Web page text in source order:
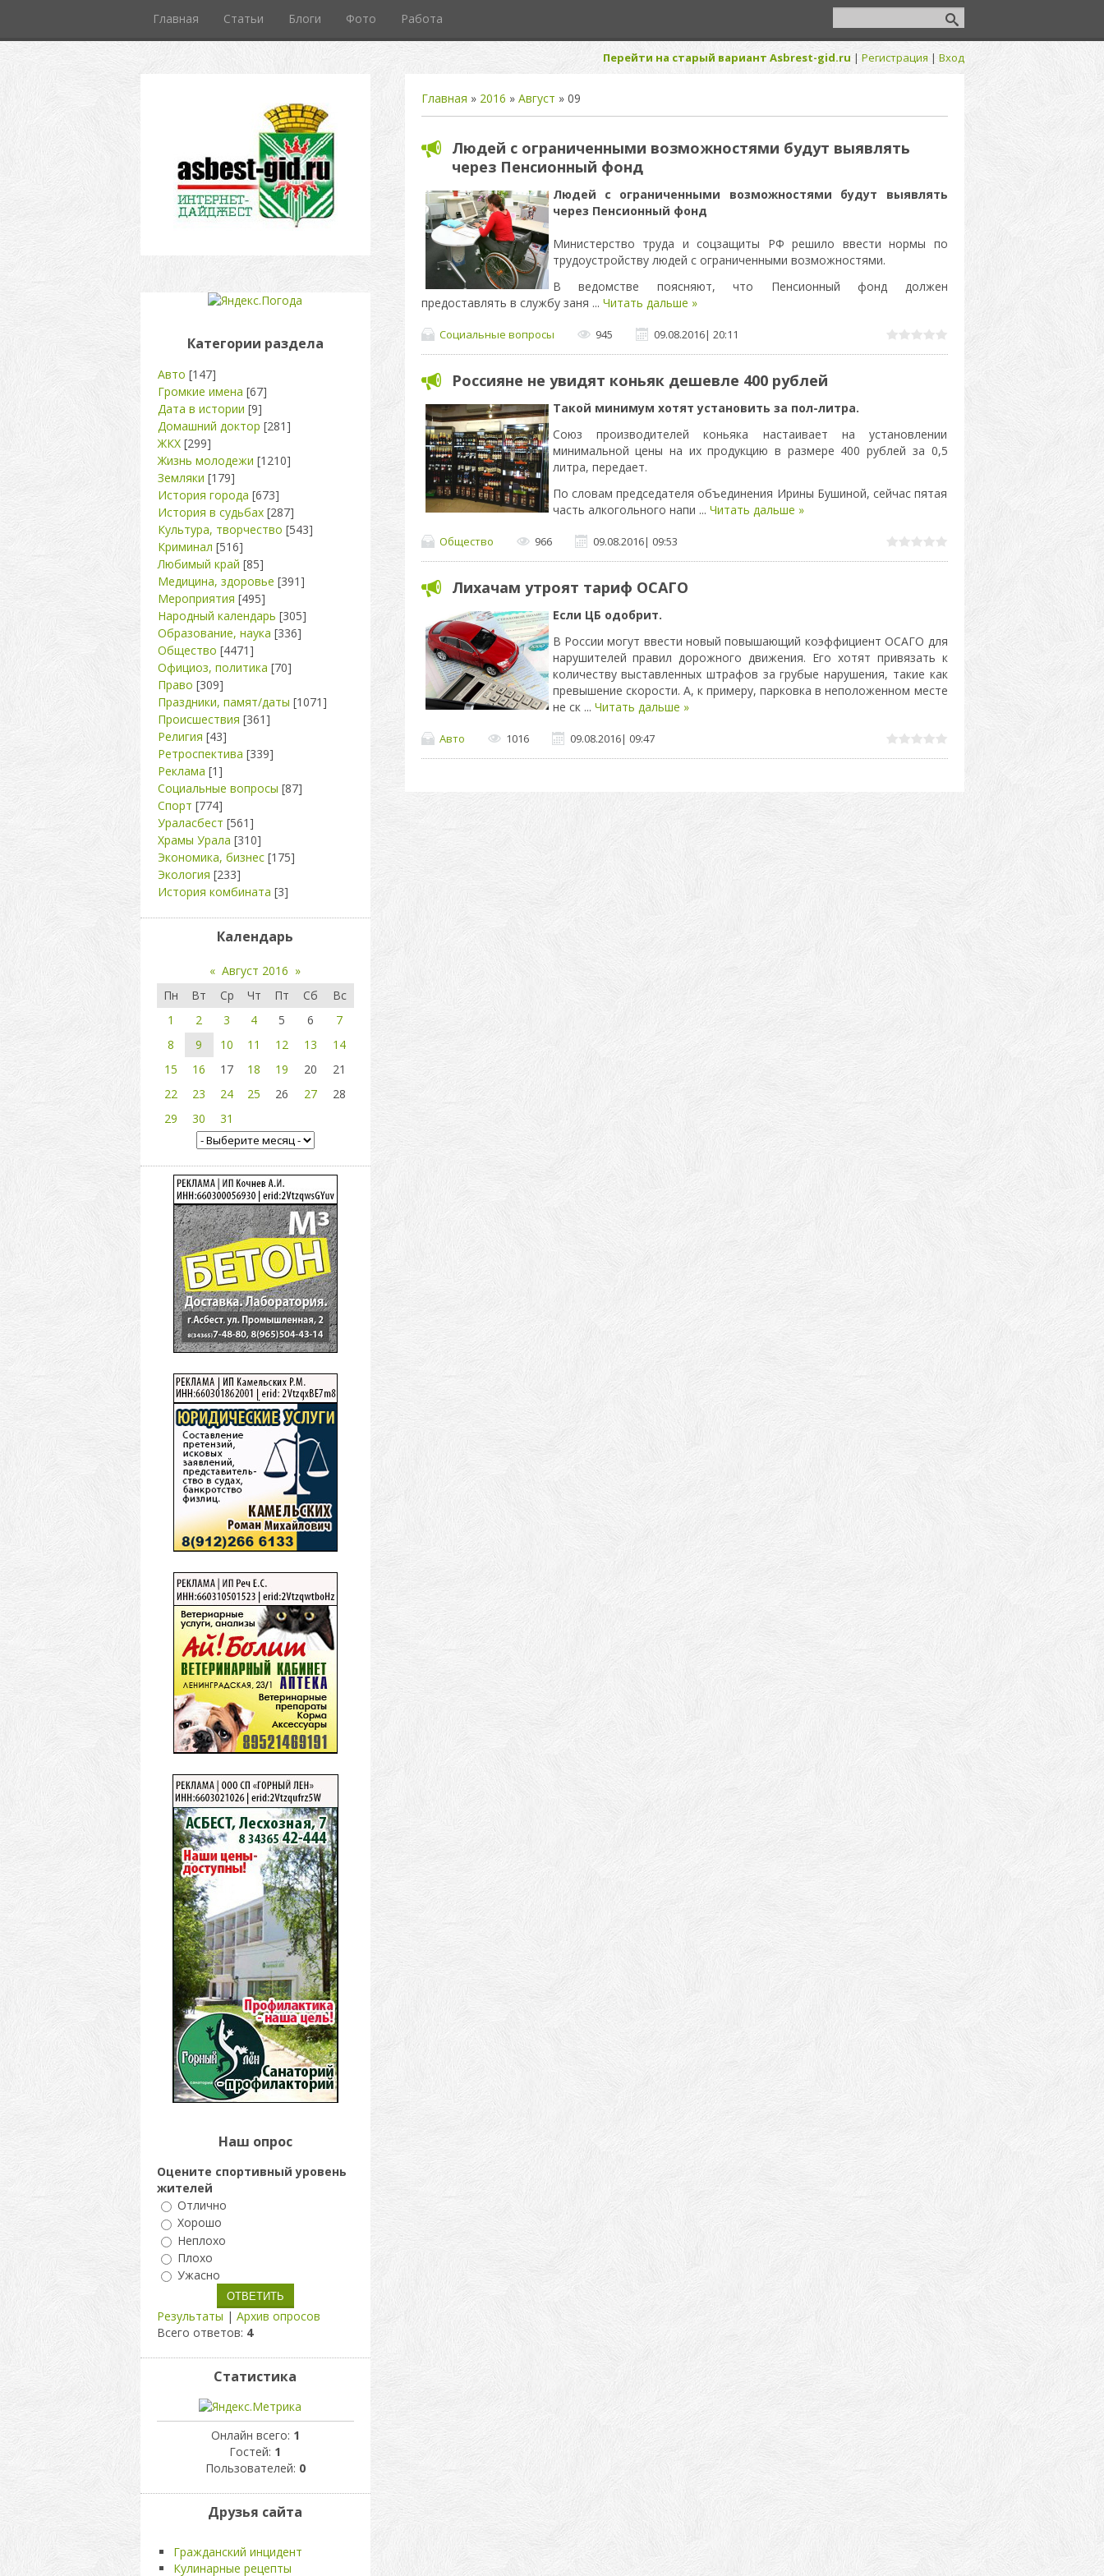
Главная Статьи Блоги Фото Работа
Перейти на старый вариант Asbrest-gid.ru | Регистрация | Вход
Главная » 2016 » Август » 09
Людей с ограниченными возможностями будут выявлять
через Пенсионный фонд
Людей с ограниченными возможностями будут выявлять
через Пенсионный фонд
Министерство труда и соцзащиты РФ решило ввести нормы по
трудоустройству людей с ограниченными возможностями.
В ведомстве поясняют, что Пенсионный фонд должен
предоставлять в службу заня ... Читать дальше »
Социальные вопросы 945 09.08.2016| 20:11
Россияне не увидят коньяк дешевле 400 рублей
Такой минимум хотят установить за пол-литра.
Союз производителей коньяка настаивает на установлении
минимальной цены на их продукцию в размере 400 рублей за 0,5
литра, передает.
По словам председателя объединения Ирины Бушиной, сейчас пятая
часть алкогольного напи ... Читать дальше »
Общество 966 09.08.2016| 09:53
Лихачам утроят тариф ОСАГО
Если ЦБ одобрит.
В России могут ввести новый повышающий коэффициент ОСАГО для
нарушителей правил дорожного движения. Его хотят привязать к
количеству выставленных штрафов за грубые нарушения, такие как
превышение скорости. А, к примеру, парковка в неположенном месте
не ск ... Читать дальше »
Авто 1016 09.08.2016| 09:47
Категории раздела
Авто [147]
Громкие имена [67]
Дата в истории [9]
Домашний доктор [281]
ЖКХ [299]
Жизнь молодежи [1210]
Земляки [179]
История города [673]
История в судьбах [287]
Культура, творчество [543]
Криминал [516]
Любимый край [85]
Медицина, здоровье [391]
Мероприятия [495]
Народный календарь [305]
Образование, наука [336]
Общество [4471]
Официоз, политика [70]
Право [309]
Праздники, памят/даты [1071]
Происшествия [361]
Религия [43]
Ретроспектива [339]
Реклама [1]
Социальные вопросы [87]
Спорт [774]
Ураласбест [561]
Храмы Урала [310]
Экономика, бизнес [175]
Экология [233]
История комбината [3]
Календарь
« Август 2016 »
Пн
Вт Ср Чт Пт Сб
Вс
1
2 3 4 5 6
7
8
9 10 11 12 13
14
15
16 17 18 19 20
21
22
23 24 25 26 27
28
29
30 31
Наш опрос
Оцените спортивный уровень
жителей
Отлично
Хорошо
Неплохо
Плохо
Ужасно
Результаты | Архив опросов
Всего ответов: 4
Статистика
Онлайн всего: 1
Гостей: 1
Пользователей: 0
Друзья сайта
Гражданский инцидент
Кулинарные рецепты